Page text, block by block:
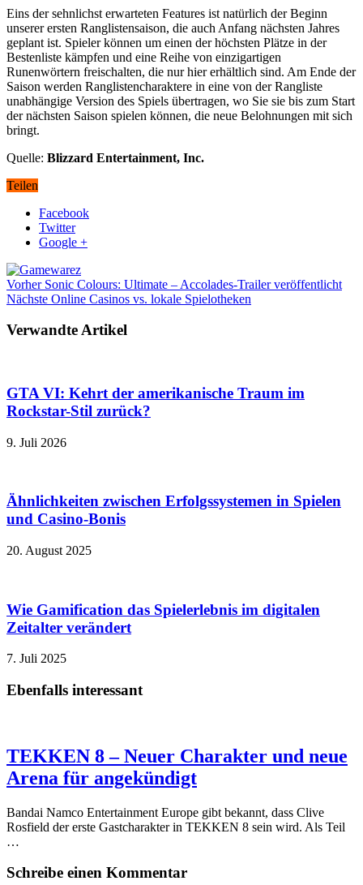
Eins der sehnlichst erwarteten Features ist natürlich der Beginn
unserer ersten Ranglistensaison, die auch Anfang nächsten Jahres
geplant ist. Spieler können um einen der höchsten Plätze in der
Bestenliste kämpfen und eine Reihe von einzigartigen
Runenwörtern freischalten, die nur hier erhältlich sind. Am Ende der
Saison werden Ranglistencharaktere in eine von der Rangliste
unabhängige Version des Spiels übertragen, wo Sie sie bis zum Start
der nächsten Saison spielen können, die neue Belohnungen mit sich
bringt.
Quelle: Blizzard Entertainment, Inc.
Teilen
Facebook
Twitter
Google +
VorherSonic Colours: Ultimate – Accolades-Trailer veröffentlicht
Nächste Online Casinos vs. lokale Spielotheken
Verwandte Artikel
GTA VI: Kehrt der amerikanische Traum im
Rockstar-Stil zurück?
9. Juli 2026
Ähnlichkeiten zwischen Erfolgssystemen in Spielen
und Casino‑Bonis
20. August 2025
Wie Gamification das Spielerlebnis im digitalen
Zeitalter verändert
7. Juli 2025
Ebenfalls interessant
TEKKEN 8 – Neuer Charakter und neue
Arena für angekündigt
Bandai Namco Entertainment Europe gibt bekannt, dass Clive
Rosfield der erste Gastcharakter in TEKKEN 8 sein wird. Als Teil
…
Schreibe einen Kommentar